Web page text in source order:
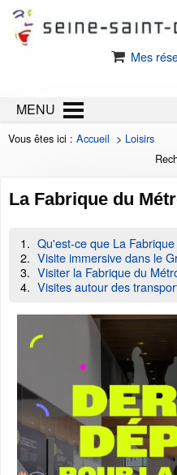
Mes
MENU
Vous êtes ici : Accueil > Loisirs
La Fabrique du
Qu'est-ce que La
Visite immersive dans le
Visiter la Fabrique du
Visites autour des